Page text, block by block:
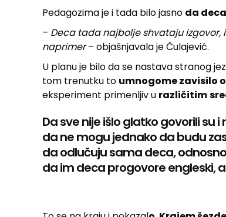
Pedagozima je i tada bilo jasno da
– Deca tada najbolje shvataju izgovor,
naprimer– objašnjavala je Čulajević.
U planu je bilo da se nastava stranog
tom trenutku to umnogome zavisilo
eksperiment primenljiv u različitim
Da sve nije išlo glatko govorili su
da ne mogu jednako da budu
da odlučuju sama deca,
da im deca progovore engleski,